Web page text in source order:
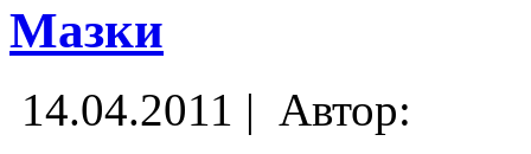
Мазки
14.04.2011 |
Автор: